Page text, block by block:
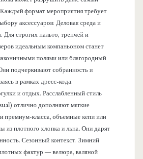
формат мероприятия требует
аксессуаров: Деловая среда и
Для строгих пальто, тренчей и
идеальным компаньоном станет
полями или благородный
подчеркивают собранность и
в рамках дресс-кода.
и отдых. Расслабленный стиль
отлично дополняют мягкие
премиум-класса, объемные кепи или
из плотного хлопка и льна. Они дарят
Сезонный контекст. Зимний
фактур — велюра, валяной